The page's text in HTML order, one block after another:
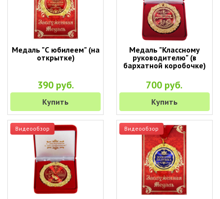
Медаль "С юбилеем" (на
открытке)
390 руб.
Купить
Медаль "Классному
руководителю" (в
бархатной коробочке)
700 руб.
Купить
Видеообзор Видеообзор